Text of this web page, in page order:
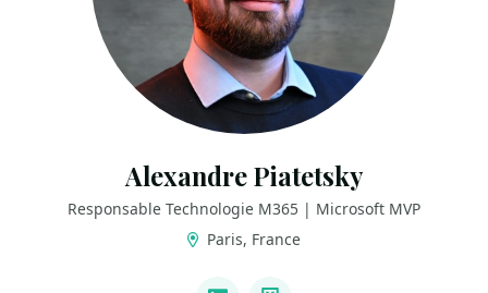
Alexandre Piatetsky
Responsable Technologie M365 | Microsoft MVP
Paris, France